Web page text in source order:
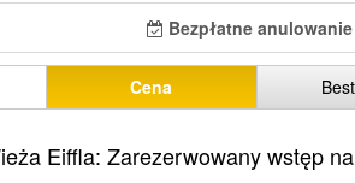
Bezpłatne anulowanie
Cena
Eiffla: Zarezerwowany wstęp